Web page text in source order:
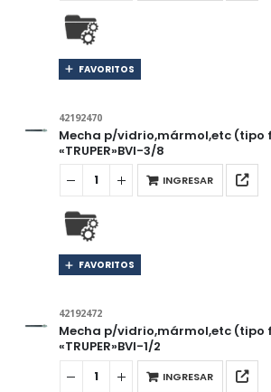
FAVORITOS
42192470
Mecha p/vidrio,mármol,etc (tipo
«TRUPER»BVI-3/8
INGRESAR
FAVORITOS
42192472
Mecha p/vidrio,mármol,etc (tipo
«TRUPER»BVI-1/2
INGRESAR